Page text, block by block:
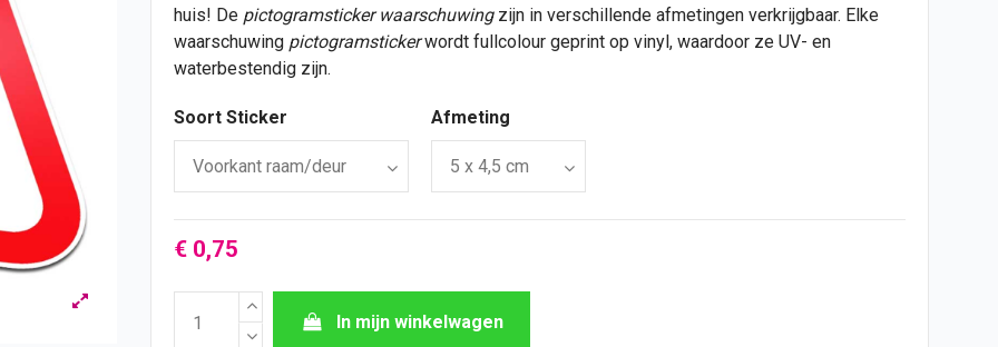
huis! De pictogramsticker waarschuwingzijn in verschillende afmetingen verkrijgbaar. Elke
waarschuwing pictogramstickerwordt fullcolour geprint op vinyl, waardoor ze UV- en
waterbestendig zijn.
Soort Sticker Afmeting
€ 0,75
In mijn winkelwagen